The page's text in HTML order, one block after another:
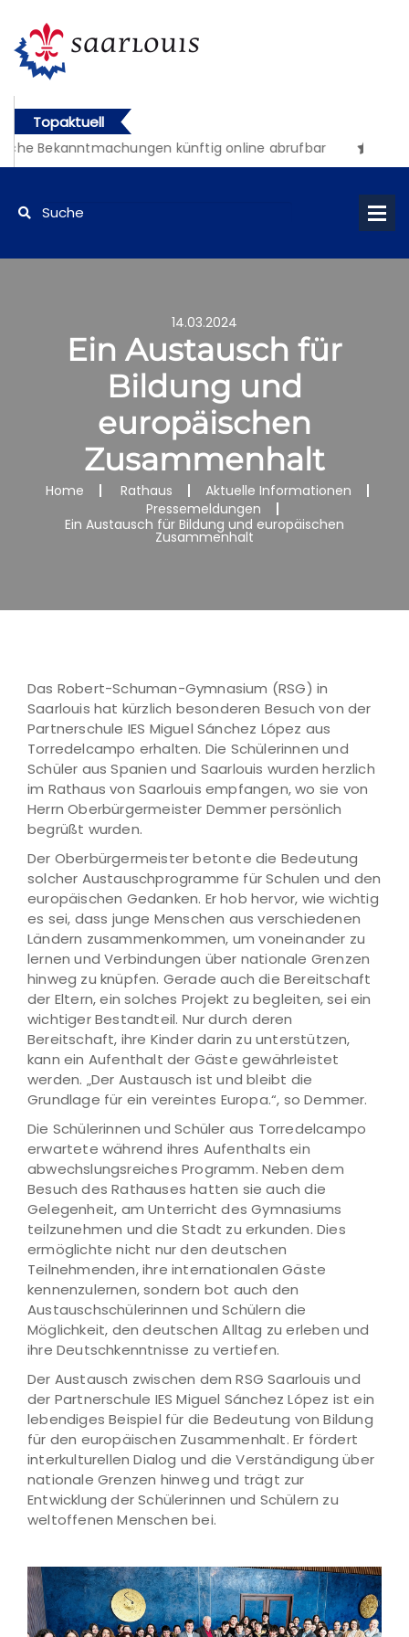
Topaktuell
Bekanntmachungen künftig online abrufbar
14.03.2024
Ein Austausch für
Bildung und
europäischen
Zusammenhalt
Home Rathaus
Aktuelle Informationen
Pressemeldungen
Ein Austausch für Bildung und europäischen
Zusammenhalt
Das Robert-Schuman-Gymnasium (RSG) in
Saarlouis hat kürzlich besonderen Besuch von der
Partnerschule IES Miguel Sánchez López aus
Torredelcampo erhalten. Die Schülerinnen und
Schüler aus Spanien und Saarlouis wurden herzlich
im Rathaus von Saarlouis empfangen, wo sie von
Herrn Oberbürgermeister Demmer persönlich
begrüßt wurden.
Der Oberbürgermeister betonte die Bedeutung
solcher Austauschprogramme für Schulen und den
europäischen Gedanken. Er hob hervor, wie wichtig
es sei, dass junge Menschen aus verschiedenen
Ländern zusammenkommen, um voneinander zu
lernen und Verbindungen über nationale Grenzen
hinweg zu knüpfen. Gerade auch die Bereitschaft
der Eltern, ein solches Projekt zu begleiten, sei ein
wichtiger Bestandteil. Nur durch deren
Bereitschaft, ihre Kinder darin zu unterstützen,
kann ein Aufenthalt der Gäste gewährleistet
werden. „Der Austausch ist und bleibt die
Grundlage für ein vereintes Europa.“, so Demmer.
Die Schülerinnen und Schüler aus Torredelcampo
erwartete während ihres Aufenthalts ein
abwechslungsreiches Programm. Neben dem
Besuch des Rathauses hatten sie auch die
Gelegenheit, am Unterricht des Gymnasiums
teilzunehmen und die Stadt zu erkunden. Dies
ermöglichte nicht nur den deutschen
Teilnehmenden, ihre internationalen Gäste
kennenzulernen, sondern bot auch den
Austauschschülerinnen und Schülern die
Möglichkeit, den deutschen Alltag zu erleben und
ihre Deutschkenntnisse zu vertiefen.
Der Austausch zwischen dem RSG Saarlouis und
der Partnerschule IES Miguel Sánchez López ist ein
lebendiges Beispiel für die Bedeutung von Bildung
für den europäischen Zusammenhalt. Er fördert
interkulturellen Dialog und die Verständigung über
nationale Grenzen hinweg und trägt zur
Entwicklung der Schülerinnen und Schülern zu
weltoffenen Menschen bei.